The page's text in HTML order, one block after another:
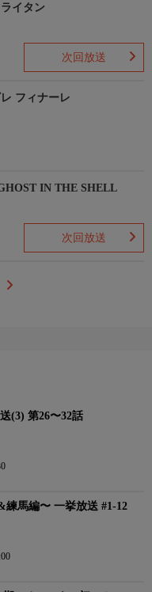
イタン
次回放送
フィナーレ
IN THE SHELL
次回放送
(3) 第26〜32話
練馬編〜 一挙放送 #1-12